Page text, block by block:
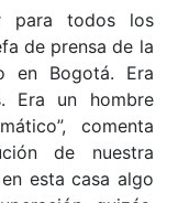
para todos los
de prensa de la
en Bogotá. Era
Era un hombre
comenta
de nuestra
esta casa algo